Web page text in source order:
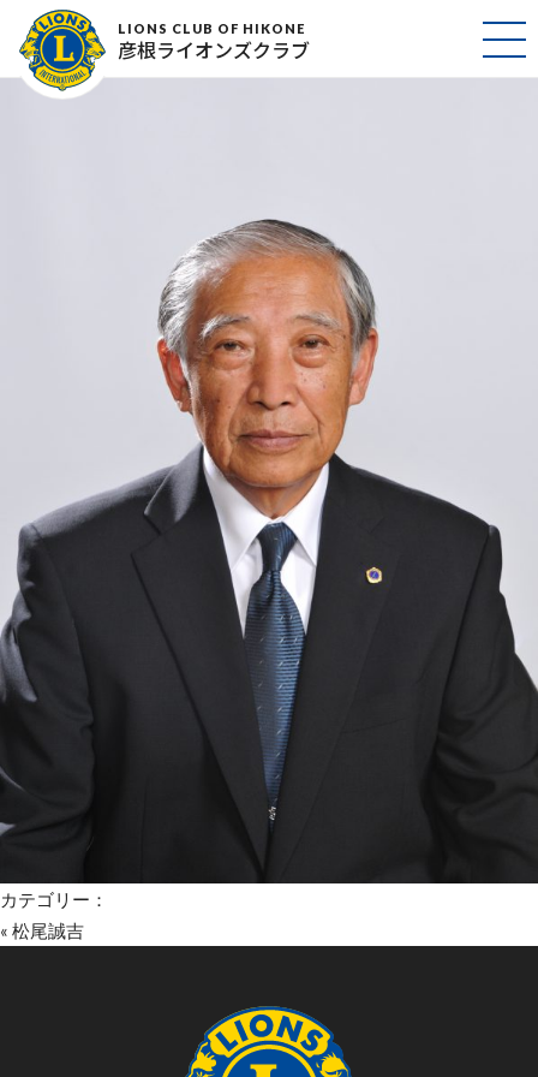
LIONS CLUB OF HIKONE
彦根ライオンズクラブ
松尾誠吉
2017年2月24日
カテゴリー：
« 松尾誠吉